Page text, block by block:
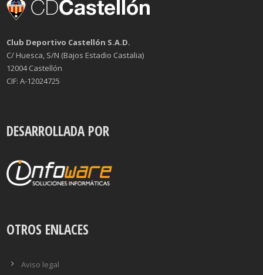
Club Deportivo Castellón S.A.D.
C/ Huesca, S/N (Bajos Estadio Castalia)
12004 Castellón
CIF: A-12024725
DESARROLLADA POR
OTROS ENLACES
Aviso legal